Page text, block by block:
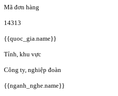
Mã đơn hàng
14313
{{quoc_gia.name}}
Tỉnh, khu vực
Công ty, nghiệp đoàn
{{nganh_nghe.name}}